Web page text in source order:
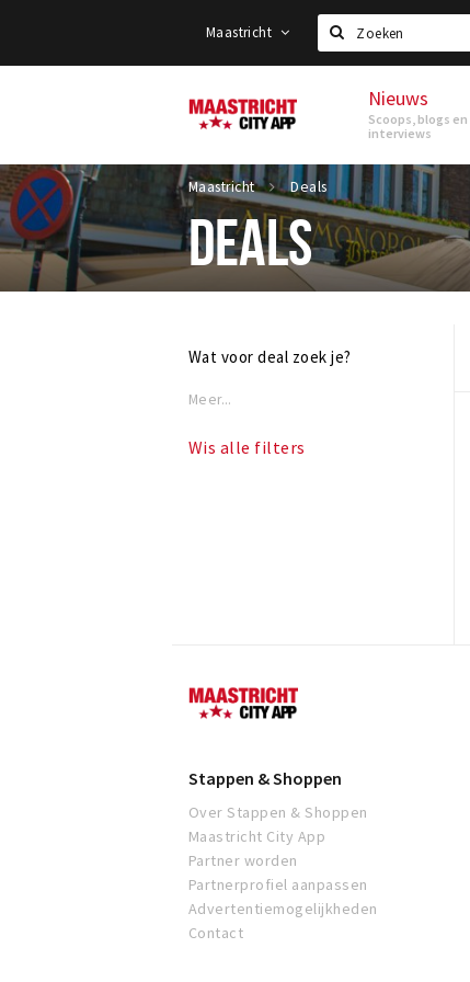
Maastricht
Zoeken
Maastricht Nieuws
Scoops, blogs en
interviews
Maastricht Deals
DEALS
Wat voor deal zoek je?
Meer...
Wis alle filters
Maastricht
Stappen & Shoppen
Over Stappen & Shoppen
Maastricht City App
Partner worden
Partnerprofiel aanpassen
Advertentiemogelijkheden
Contact